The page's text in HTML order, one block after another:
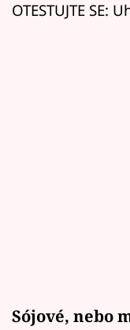
OTESTUJTE SE:
Sójové, nebo